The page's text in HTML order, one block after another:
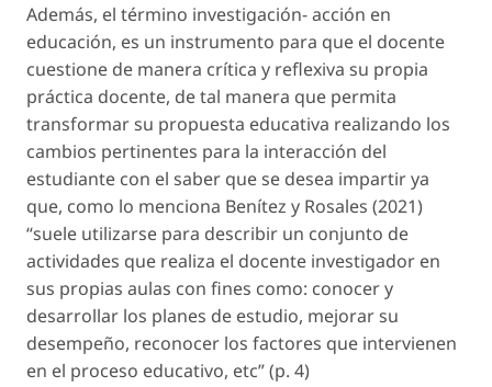
Además, el término investigación- acción en
educación, es un instrumento para que el docente
cuestione de manera crítica y reflexiva su propia
práctica docente, de tal manera que permita
transformar su propuesta educativa realizando los
cambios pertinentes para la interacción del
estudiante con el saber que se desea impartir ya
que, como lo menciona Benítez y Rosales (2021)
“suele utilizarse para describir un conjunto de
actividades que realiza el docente investigador en
sus propias aulas con fines como: conocer y
desarrollar los planes de estudio, mejorar su
desempeño, reconocer los factores que intervienen
en el proceso educativo, etc” (p. 4)